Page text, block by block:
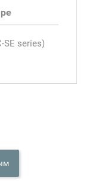
SE series)